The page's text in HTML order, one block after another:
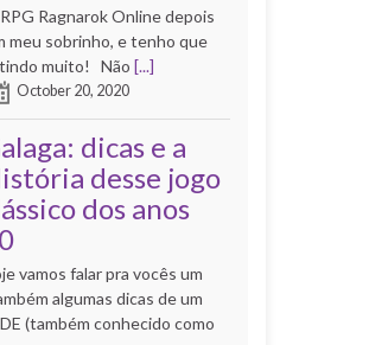
Ragnarok Online depois
meu sobrinho, e tenho que
muito! Não [...]
October 20, 2020
dicas e a
desse jogo
dos anos
vamos falar pra vocês um
algumas dicas de um
(também conhecido como